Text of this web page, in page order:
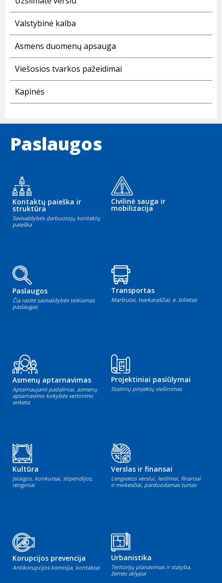
Valstybinė kalba
Asmens duomenų apsauga
Viešosios tvarkos pažeidimai
Kapinės
Paslaugos
Kontaktų paieška ir
struktūra
Savivaldybės darbuotojų kontaktų
paieška
Civilinė sauga ir
mobilizacija
Paslaugos
Čia rasite savivaldybės teikiamas
paslaugas
Transportas
Maršrutai, tvarkaraščiai, e. bilietas
Asmenų aptarnavimas
Aptarnaujami padaliniai, asmenų
aptarnavimo kokybės vertinimo
anketa
Projektiniai pasiūlymai
Statinių projektų viešinimas
Kultūra
Įstaigos, konkursai, stipendijos,
renginiai
Verslas ir finansai
Lengvatos verslui, leidimai, finansai
ir mokesčiai, parduodamas turtas
Korupcijos prevencija
Antikorupcijos komisija, kontaktai
Urbanistika
Teritorijų planavimas ir statyba,
žemės sklypai